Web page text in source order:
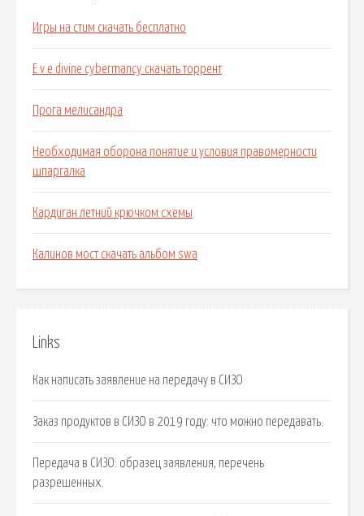
Игры на стим скачать бесплатно
E v e divine cybermancy скачать торрент
Прога мелисандра
Необходимая оборона понятие и условия правомерности
шпаргалка
Кардиган летний крючком схемы
Калинов мост скачать альбом swa
Links
Как написать заявление на передачу в СИЗО
Заказ продуктов в СИЗО в 2019 году: что можно передавать.
Передача в СИЗО: образец заявления, перечень
разрешенных.